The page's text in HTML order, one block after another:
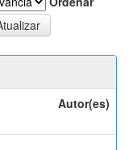
Autor(es)